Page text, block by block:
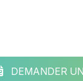
DEMANDER